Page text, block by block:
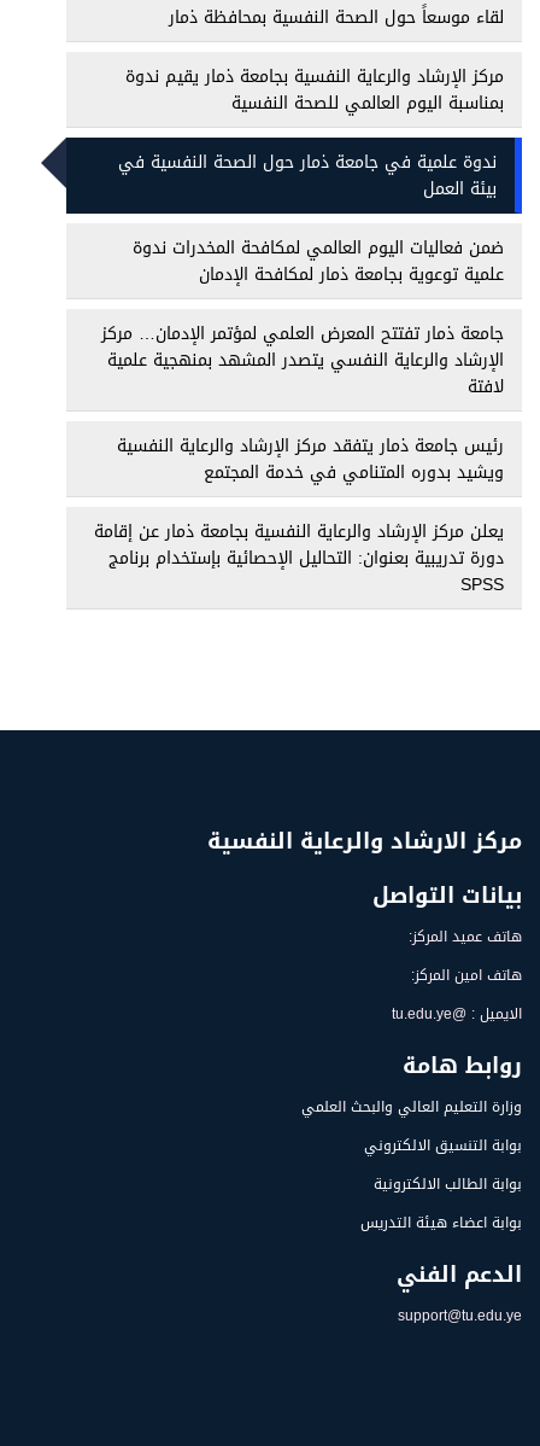
لقاء موسعاً حول الصحة النفسية بمحافظة ذمار
مركز الإرشاد والرعاية النفسية بجامعة ذمار يقيم ندوة
بمناسبة اليوم العالمي للصحة النفسية
ندوة علمية في جامعة ذمار حول الصحة النفسية في
بيئة العمل
ضمن فعاليات اليوم العالمي لمكافحة المخدرات ندوة
علمية توعوية بجامعة ذمار لمكافحة الإدمان
جامعة ذمار تفتتح المعرض العلمي لمؤتمر الإدمان… مركز
الإرشاد والرعاية النفسي يتصدر المشهد بمنهجية علمية
لافتة
رئيس جامعة ذمار يتفقد مركز الإرشاد والرعاية النفسية
ويشيد بدوره المتنامي في خدمة المجتمع
يعلن مركز الإرشاد والرعاية النفسية بجامعة ذمار عن إقامة
دورة تدريبية بعنوان: التحاليل الإحصائية بإستخدام برنامج
SPSS
مركز الارشاد والرعاية النفسية
بيانات التواصل
هاتف عميد المركز:
هاتف امين المركز:
الايميل : @tu.edu.ye
روابط هامة
وزارة التعليم العالي والبحث العلمي
بوابة التنسيق الالكتروني
بوابة الطالب الالكترونية
بوابة اعضاء هيئة التدريس
الدعم الفني
support@tu.edu.ye